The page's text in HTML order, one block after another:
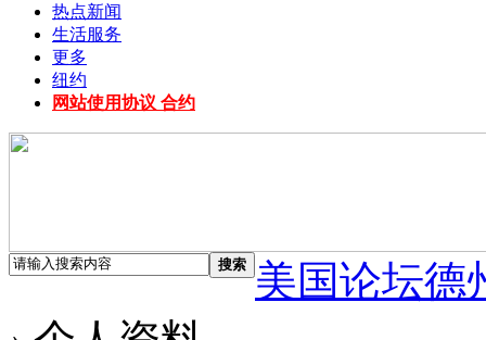
热点新闻
生活服务
更多
纽约
网站使用协议 合约
搜索
美国论坛德